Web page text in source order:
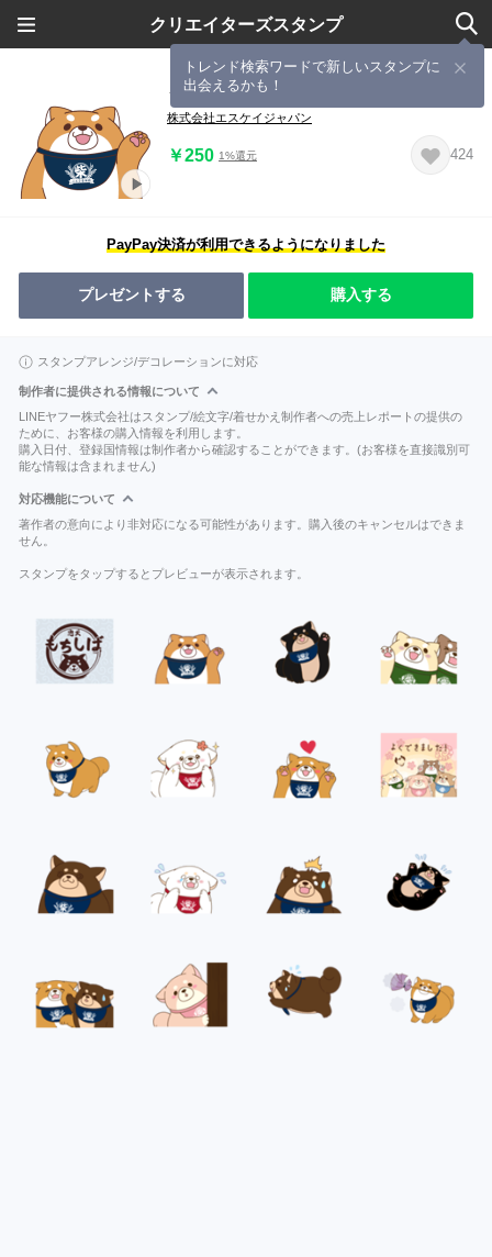
クリエイターズスタンプ
トレンド検索ワードで新しいスタンプに
出会えるかも！
うごく♪ 忠犬もちしば
株式会社エスケイジャパン
￥250 1%還元 424
PayPay決済が利用できるようになりました
プレゼントする 購入する
スタンプアレンジ/デコレーションに対応
制作者に提供される情報について
LINEヤフー株式会社はスタンプ/絵文字/着せかえ制作者への売上レポートの提供の
ために、お客様の購入情報を利用します。
購入日付、登録国情報は制作者から確認することができます。(お客様を直接識別可
能な情報は含まれません)
対応機能について
著作者の意向により非対応になる可能性があります。購入後のキャンセルはできま
せん。
スタンプをタップするとプレビューが表示されます。